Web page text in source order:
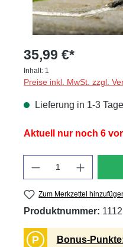
35,99 €*
Inhalt: 1
Preise inkl. MwSt. zzgl.
Lieferung in 1-3
Aktuell nur noch 6
Zum Merkzettel
Produktnummer:
P Bonus-